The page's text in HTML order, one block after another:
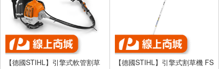
【德國STIHL】引擎式軟管割草
【德國STIHL】引擎式割草機 FS